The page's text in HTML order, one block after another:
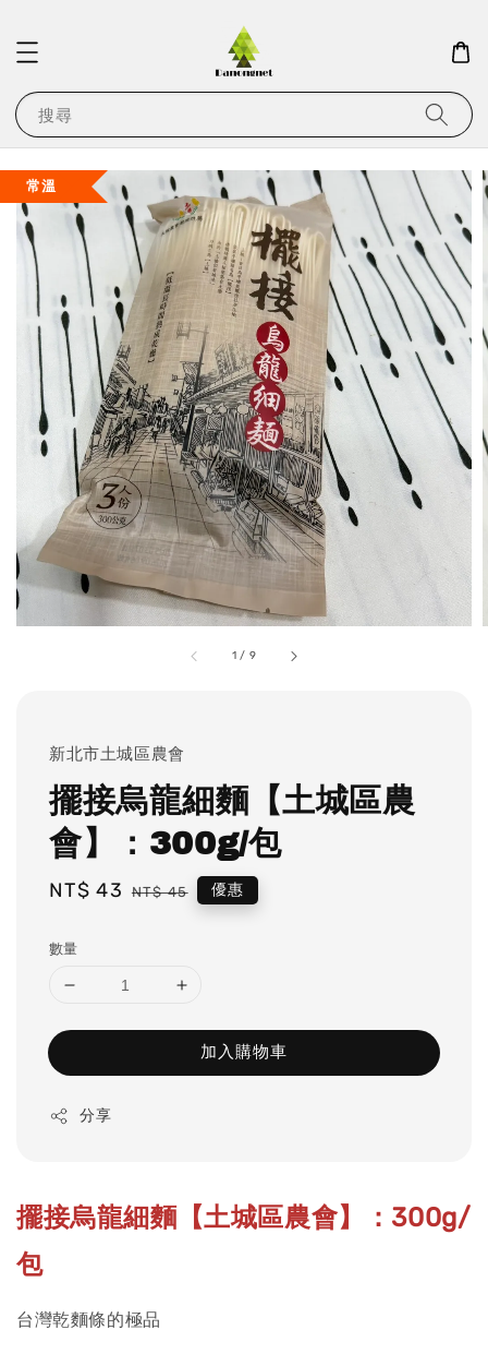
搜尋
1 / 9
常溫
新北市土城區農會
擺接烏龍細麵【土城區農
會】：300g/包
Sale
NT$ 43 Regular
NT$ 45 優惠
數量
加入購物車
分享
擺接烏龍細麵【土城區農會】：300g/
包
台灣乾麵條的極品